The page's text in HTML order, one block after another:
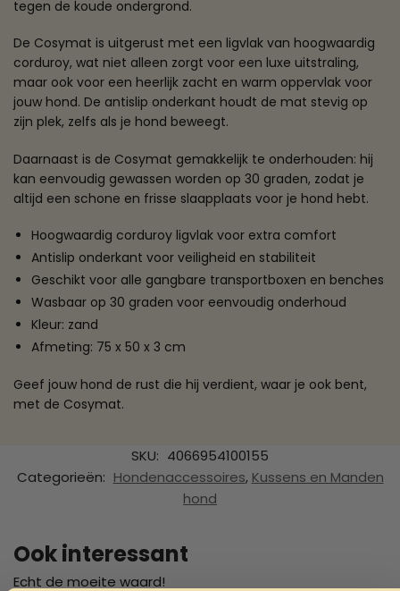
tegen de koude ondergrond.
De Cosymat is uitgerust met een ligvlak van hoogwaardig
corduroy, wat niet alleen zorgt voor een luxe uitstraling,
maar ook voor een heerlijk zacht en warm oppervlak voor
jouw hond. De antislip onderkant houdt de mat stevig op
zijn plek, zelfs als je hond beweegt.
Daarnaast is de Cosymat gemakkelijk te onderhouden: hij
kan eenvoudig gewassen worden op 30 graden, zodat je
altijd een schone en frisse slaapplaats voor je hond hebt.
Hoogwaardig corduroy ligvlak voor extra comfort
Antislip onderkant voor veiligheid en stabiliteit
Geschikt voor alle gangbare transportboxen en benches
Wasbaar op 30 graden voor eenvoudig onderhoud
Kleur: zand
Afmeting: 75 x 50 x 3 cm
Geef jouw hond de rust die hij verdient, waar je ook bent,
met de Cosymat.
SKU: 4066954100155
Categorieën: Hondenaccessoires, Kussens en Manden
hond
Ook interessant
Echt de moeite waard!